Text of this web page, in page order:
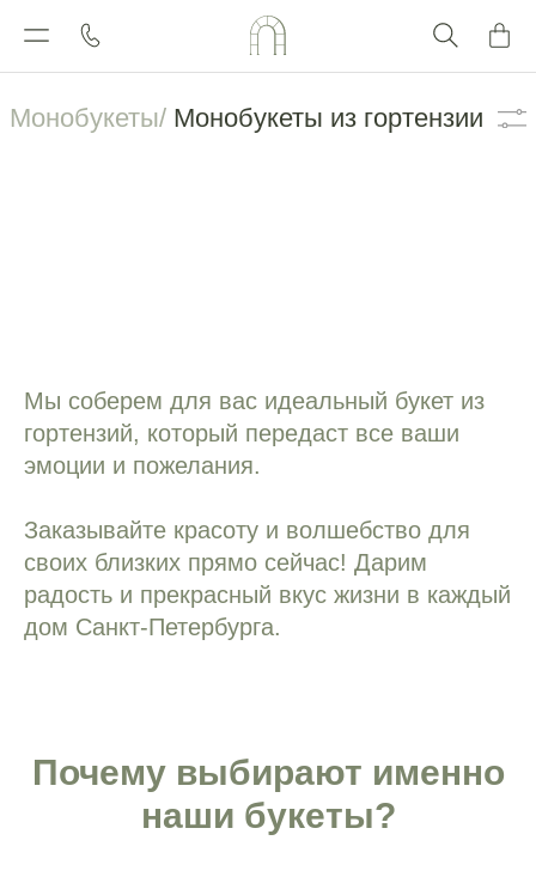
Монобукеты/ Монобукеты из гортензии
Мы соберем для вас идеальный букет из
гортензий, который передаст все ваши
эмоции и пожелания.
Заказывайте красоту и волшебство для
своих близких прямо сейчас! Дарим
радость и прекрасный вкус жизни в каждый
дом Санкт-Петербурга.
Почему выбирают именно
наши букеты?